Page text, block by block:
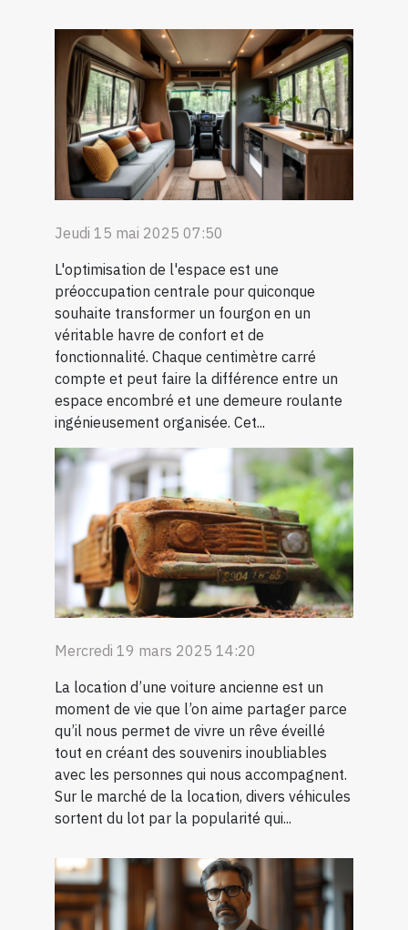
Jeudi 15 mai 2025 07:50
L'optimisation de l'espace est une
préoccupation centrale pour quiconque
souhaite transformer un fourgon en un
véritable havre de confort et de
fonctionnalité. Chaque centimètre carré
compte et peut faire la différence entre un
espace encombré et une demeure roulante
ingénieusement organisée. Cet...
Mercredi 19 mars 2025 14:20
La location d’une voiture ancienne est un
moment de vie que l’on aime partager parce
qu’il nous permet de vivre un rêve éveillé
tout en créant des souvenirs inoubliables
avec les personnes qui nous accompagnent.
Sur le marché de la location, divers véhicules
sortent du lot par la popularité qui...